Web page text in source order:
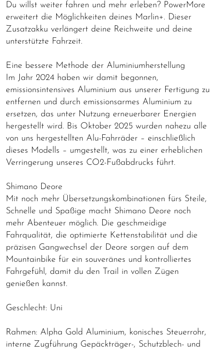
Du willst weiter fahren und mehr erleben? PowerMore
erweitert die Möglichkeiten deines Marlin+. Dieser
Zusatzakku verlängert deine Reichweite und deine
unterstützte Fahrzeit.
Eine bessere Methode der Aluminiumherstellung
Im Jahr 2024 haben wir damit begonnen,
emissionsintensives Aluminium aus unserer Fertigung zu
entfernen und durch emissionsarmes Aluminium zu
ersetzen, das unter Nutzung erneuerbarer Energien
hergestellt wird. Bis Oktober 2025 wurden nahezu alle
von uns hergestellten Alu-Fahrräder – einschließlich
dieses Modells – umgestellt, was zu einer erheblichen
Verringerung unseres CO2-Fußabdrucks führt.
Shimano Deore
Mit noch mehr Übersetzungskombinationen fürs Steile,
Schnelle und Spaßige macht Shimano Deore noch
mehr Abenteuer möglich. Die geschmeidige
Fahrqualität, die optimierte Kettenstabilität und die
präzisen Gangwechsel der Deore sorgen auf dem
Mountainbike für ein souveränes und kontrolliertes
Fahrgefühl, damit du den Trail in vollen Zügen
genießen kannst.
Geschlecht: Uni
Rahmen: Alpha Gold Aluminium, konisches Steuerrohr,
interne Zugführung Gepäckträger-, Schutzblech- und